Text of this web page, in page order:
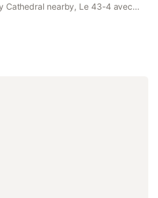
Cathedral nearby, Le 43-4 avec
with free WiFi, as well